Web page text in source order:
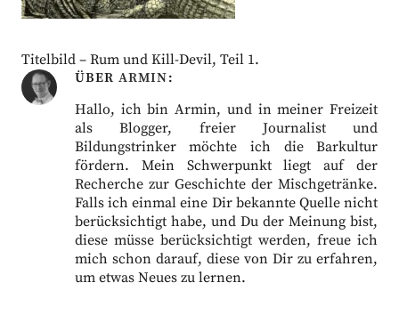
Titelbild – Rum und Kill-Devil, Teil 1.
ÜBER ARMIN
Hallo, ich bin Armin, und in meiner Freizeit
als Blogger, freier Journalist und
Bildungstrinker möchte ich die Barkultur
fördern. Mein Schwerpunkt liegt auf der
Recherche zur Geschichte der Mischgetränke.
Falls ich einmal eine Dir bekannte Quelle nicht
berücksichtigt habe, und Du der Meinung bist,
diese müsse berücksichtigt werden, freue ich
mich schon darauf, diese von Dir zu erfahren,
um etwas Neues zu lernen.